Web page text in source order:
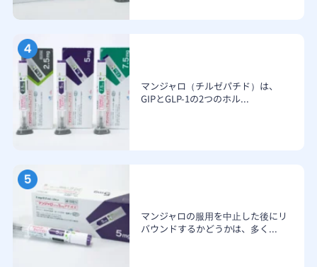
マンジャロ（チルゼパチド）は、
GIPとGLP-1の2つのホル...
マンジャロの服用を中止した後にリ
バウンドするかどうかは、多く...